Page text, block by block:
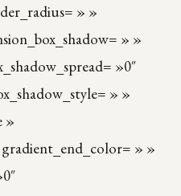
» »
» »
»0″
» »
»
» »